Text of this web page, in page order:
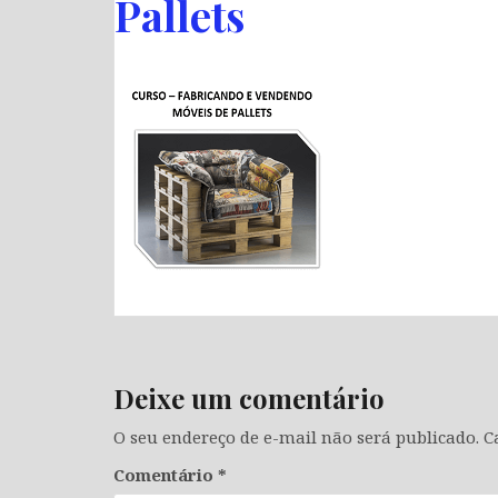
Pallets
Deixe um comentário
O seu endereço de e-mail não será publicado.
Comentário *